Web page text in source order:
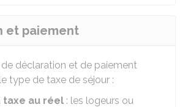
et paiement
déclaration et de paiement
type de taxe de séjour :
taxe au réel : les logeurs ou